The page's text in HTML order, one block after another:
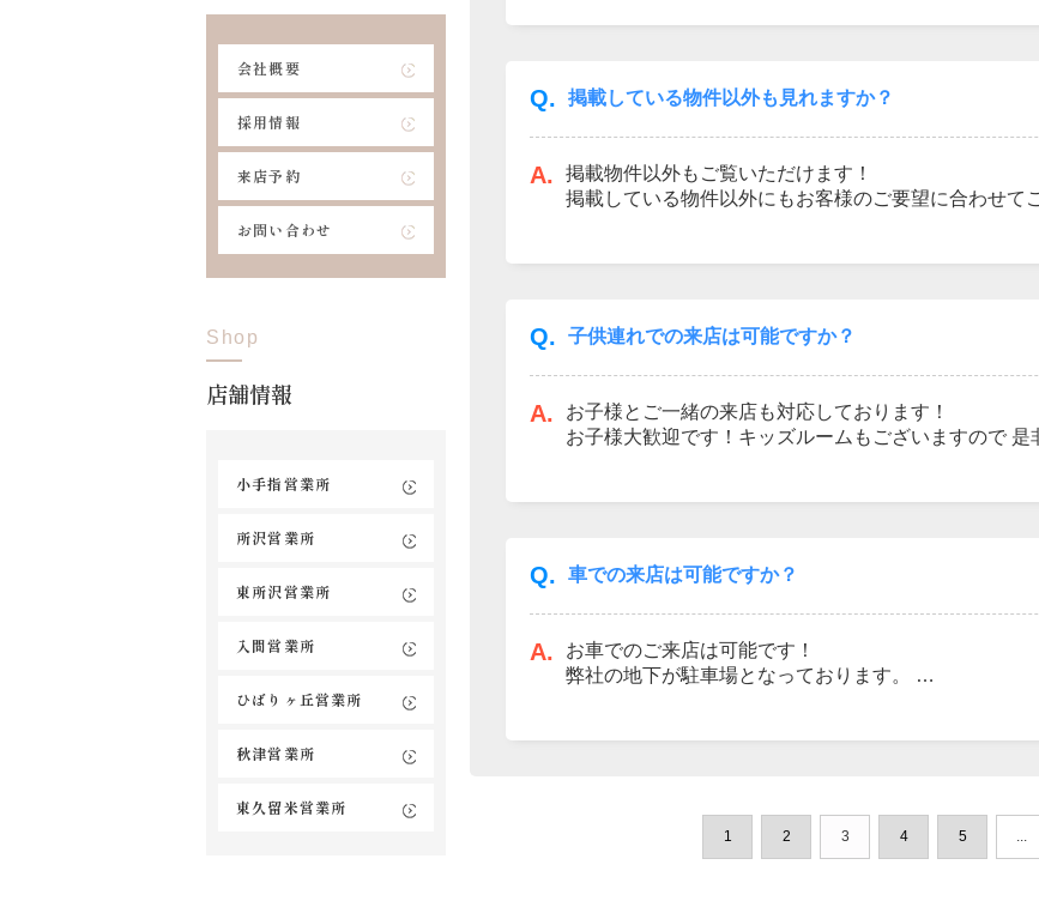
Q. 掲載している物件以外も見れますか？
A.
掲載物件以外もご覧いただけます！
掲載している物件以外にもお客様のご要望に合わせて
Q. 子供連れでの来店は可能ですか？
A.
お子様とご一緒の来店も対応しております！
お子様大歓迎です！キッズルームもございますので 是
Q. 車での来店は可能ですか？
A.
お車でのご来店は可能です！
弊社の地下が駐車場となっております。
「埼玉りそな」「マルエツ」「商店会」と看板があ
1 2 3 4 5 ...
会社概要
採用情報
来店予約
お問い合わせ
Shop
店舗情報
小手指営業所
所沢営業所
東所沢営業所
入間営業所
ひばりヶ丘営業所
秋津営業所
東久留米営業所